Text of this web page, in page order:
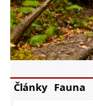
Články Fauna